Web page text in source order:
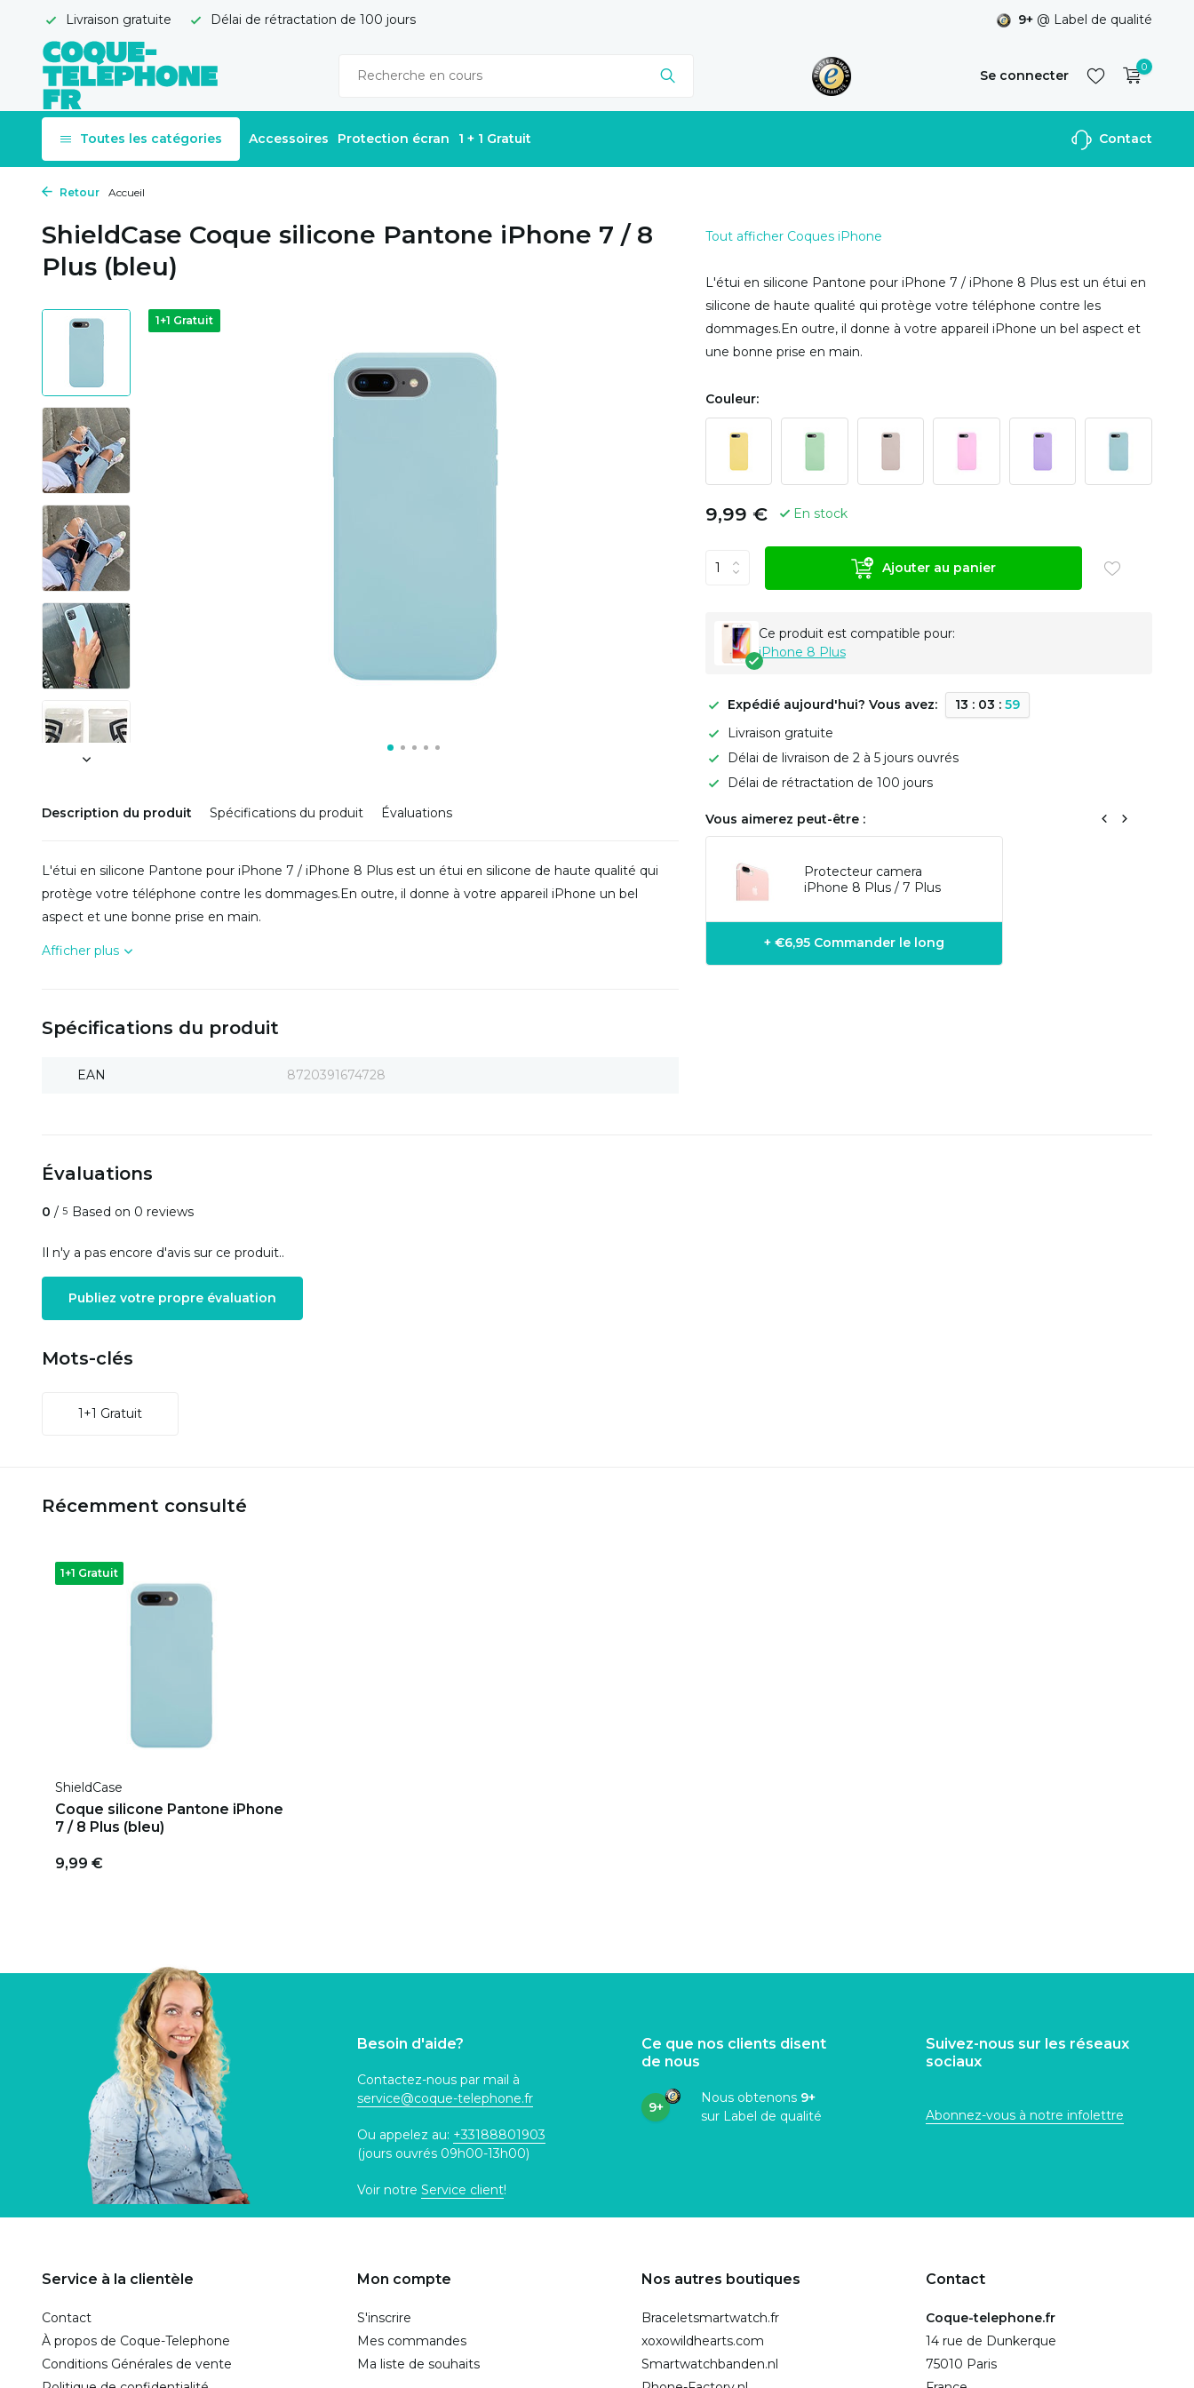
Livraison gratuite Délai de rétractation de 100 jours 9+ @ Label de qualité
Se connecter
S'inscrire
0
Toutes les catégories Accessoires Protection écran 1 + 1 Gratuit Contact
Retour Accueil
ShieldCase Coque silicone Pantone iPhone 7 / 8
Plus (bleu)
1+1 Gratuit
Description du produit Spécifications du produit Évaluations
L'étui en silicone Pantone pour iPhone 7 / iPhone 8 Plus est un étui en silicone de haute qualité qui
protège votre téléphone contre les dommages.En outre, il donne à votre appareil iPhone un bel
aspect et une bonne prise en main.
Afficher plus
Spécifications du produit
EAN 8720391674728
Tout afficher Coques iPhone
L'étui en silicone Pantone pour iPhone 7 / iPhone 8 Plus est un étui en
silicone de haute qualité qui protège votre téléphone contre les
dommages.En outre, il donne à votre appareil iPhone un bel aspect et
une bonne prise en main.
Couleur:
9,99 € En stock
Ajouter au panier
Ce produit est compatible pour:
iPhone 8 Plus
Expédié aujourd'hui? Vous avez: 13 : 03 : 59
Livraison gratuite
Délai de livraison de 2 à 5 jours ouvrés
Délai de rétractation de 100 jours
Vous aimerez peut-être :
Protecteur camera
iPhone 8 Plus / 7 Plus
+ €6,95 Commander le long
Évaluations
0 / 5 Based on 0 reviews
Il n'y a pas encore d'avis sur ce produit..
Publiez votre propre évaluation
Mots-clés
1+1 Gratuit
Récemment consulté
1+1 Gratuit
ShieldCase
Coque silicone Pantone iPhone
7 / 8 Plus (bleu)
9,99 €
Besoin d'aide?
Contactez-nous par mail à
service@coque-telephone.fr
Ou appelez au: +33188801903
(jours ouvrés 09h00-13h00)
Voir notre Service client!
Ce que nos clients disent
de nous
9+
Nous obtenons 9+
sur Label de qualité
Suivez-nous sur les réseaux
sociaux
Abonnez-vous à notre infolettre
Service à la clientèle
Contact
À propos de Coque-Telephone
Conditions Générales de vente
Mon compte
S'inscrire
Mes commandes
Ma liste de souhaits
Nos autres boutiques
Braceletsmartwatch.fr
xoxowildhearts.com
Smartwatchbanden.nl
Contact
Coque-telephone.fr
14 rue de Dunkerque
75010 Paris